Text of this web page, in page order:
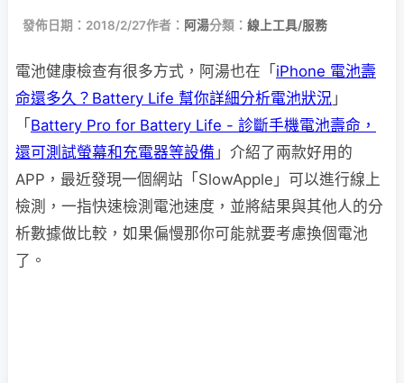
發佈日期：2018/2/27作者： 阿湯分類： 線上工具/服務
電池健康檢查有很多方式，阿湯也在「 iPhone 電池壽
命還多久？Battery Life 幫你詳細分析電池狀況 」
「 Battery Pro for Battery Life - 診斷手機電池壽命，
還可測試螢幕和充電器等設備 」介紹了兩款好用的
APP，最近發現一個網站「SlowApple」可以進行線上
檢測，一指快速檢測電池速度，並將結果與其他人的分
析數據做比較，如果偏慢那你可能就要考慮換個電池
了。